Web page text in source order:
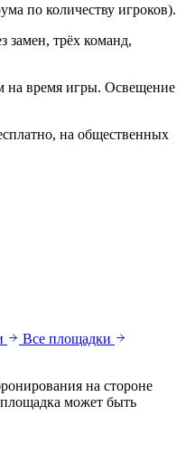
по количеству игроков).
замен, трёх команд,
на время игры. Освещение
на общественных
Все площадки
на стороне
может быть